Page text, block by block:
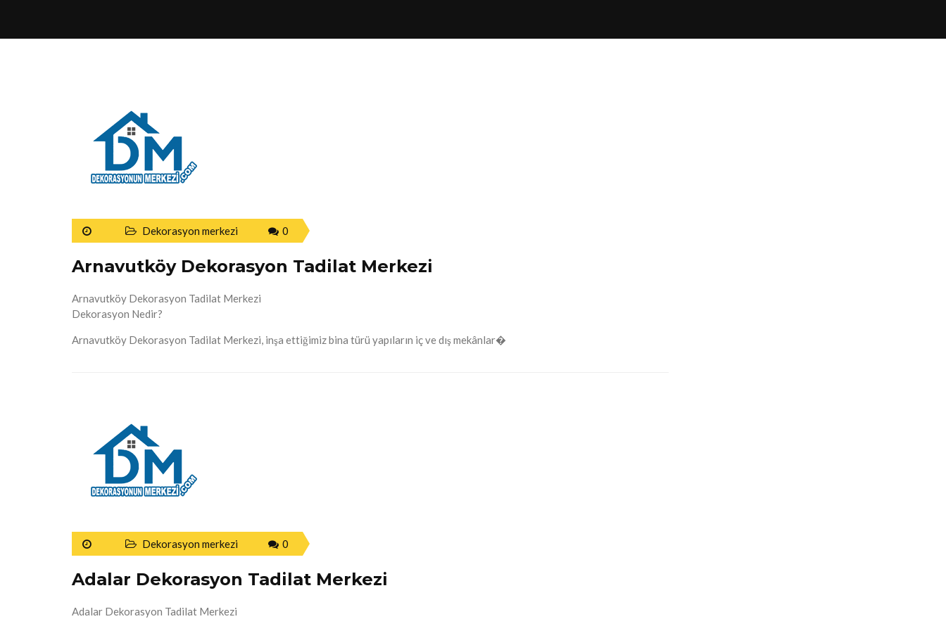
Dekorasyon merkezi 0
Arnavutköy Dekorasyon Tadilat Merkezi
Arnavutköy Dekorasyon Tadilat Merkezi
Dekorasyon Nedir?
Arnavutköy Dekorasyon Tadilat Merkezi, inşa ettiğimiz bina türü yapıların iç ve dış mekânlar�
Dekorasyon merkezi 0
Adalar Dekorasyon Tadilat Merkezi
Adalar Dekorasyon Tadilat Merkezi